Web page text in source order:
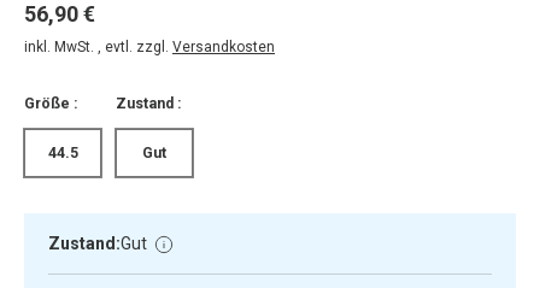
56,90 €
inkl. MwSt. , evtl. zzgl. Versandkosten
Größe :
44.5
Zustand :
Gut
Zustand:Gut